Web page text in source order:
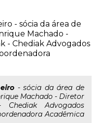
- sócia da área de
Machado -
- Chediak Advogados
- sócia da área de
Machado - Diretor
Advogados
Acadêmica